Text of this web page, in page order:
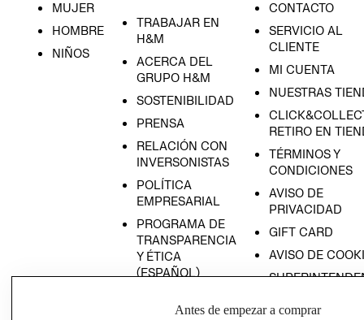
MUJER
HOMBRE
NIÑOS
TRABAJAR EN
H&M
ACERCA DEL
GRUPO H&M
SOSTENIBILIDAD
PRENSA
RELACIÓN CON
INVERSONISTAS
POLÍTICA
EMPRESARIAL
PROGRAMA DE
TRANSPARENCIA
Y ÉTICA
(ESPAÑOL)
TRANSPARENCIA
CONTACTO
SERVICIO AL
CLIENTE
MI CUENTA
NUESTRAS
RETIRO EN
TÉRMINOS Y
CONDICIONES
AVISO DE
PRIVACIDAD
GIFT CARD
AVISO DE
COMERCIO - SIC
Antes de empezar a comprar